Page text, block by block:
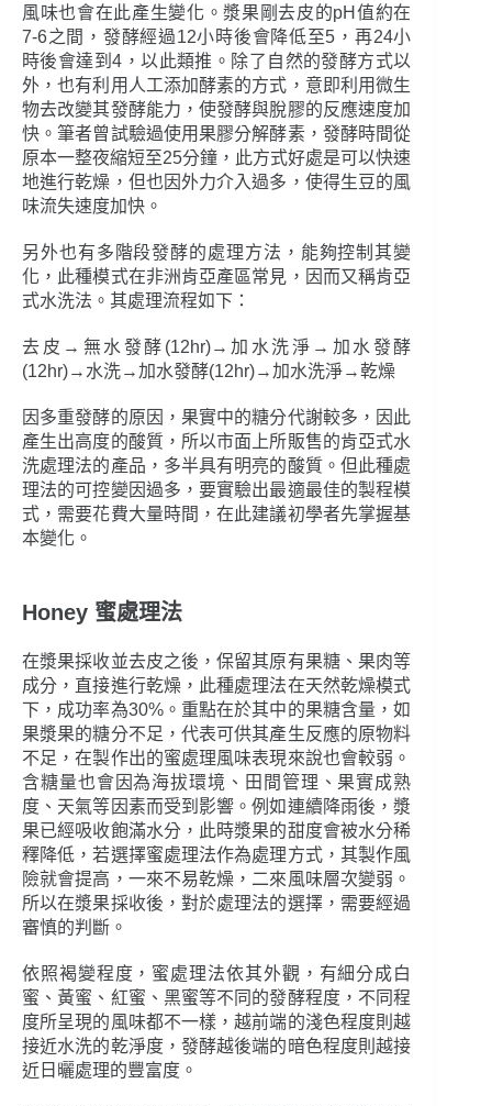
風味也會在此產生變化。漿果剛去皮的pH值約在
7-6之間，發酵經過12小時後會降低至5，再24小
時後會達到4，以此類推。除了自然的發酵方式以
外，也有利用人工添加酵素的方式，意即利用微生
物去改變其發酵能力，使發酵與脫膠的反應速度加
快。筆者曾試驗過使用果膠分解酵素，發酵時間從
原本一整夜縮短至25分鐘，此方式好處是可以快速
地進行乾燥，但也因外力介入過多，使得生豆的風
味流失速度加快。
另外也有多階段發酵的處理方法，能夠控制其變
化，此種模式在非洲肯亞產區常見，因而又稱肯亞
式水洗法。其處理流程如下：
去皮→無水發酵(12hr)→加水洗淨→加水發酵
(12hr)→水洗→加水發酵(12hr)→加水洗淨→乾燥
因多重發酵的原因，果實中的糖分代謝較多，因此
產生出高度的酸質，所以市面上所販售的肯亞式水
洗處理法的產品，多半具有明亮的酸質。但此種處
理法的可控變因過多，要實驗出最適最佳的製程模
式，需要花費大量時間，在此建議初學者先掌握基
本變化。
Honey 蜜處理法
在漿果採收並去皮之後，保留其原有果糖、果肉等
成分，直接進行乾燥，此種處理法在天然乾燥模式
下，成功率為30%。重點在於其中的果糖含量，如
果漿果的糖分不足，代表可供其產生反應的原物料
不足，在製作出的蜜處理風味表現來說也會較弱。
含糖量也會因為海拔環境、田間管理、果實成熟
度、天氣等因素而受到影響。例如連續降雨後，漿
果已經吸收飽滿水分，此時漿果的甜度會被水分稀
釋降低，若選擇蜜處理法作為處理方式，其製作風
險就會提高，一來不易乾燥，二來風味層次變弱。
所以在漿果採收後，對於處理法的選擇，需要經過
審慎的判斷。
依照褐變程度，蜜處理法依其外觀，有細分成白
蜜、黃蜜、紅蜜、黑蜜等不同的發酵程度，不同程
度所呈現的風味都不一樣，越前端的淺色程度則越
接近水洗的乾淨度，發酵越後端的暗色程度則越接
近日曬處理的豐富度。